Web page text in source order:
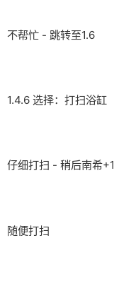
不帮忙 - 跳转至1.6
1.4.6 选择：打扫浴缸
仔细打扫 - 稍后南希+1
随便打扫